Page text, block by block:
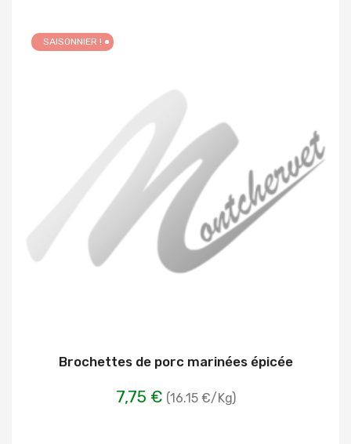
SAISONNIER !
Brochettes de porc marinées épicée
7,75 € (16.15 €/Kg)